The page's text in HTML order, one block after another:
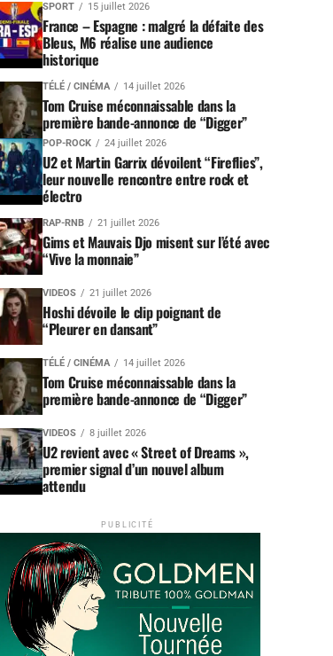
SPORT 15 juillet 2026
France – Espagne : malgré la défaite des
Bleus, M6 réalise une audience
historique
TÉLÉ / CINÉMA 14 juillet 2026
Tom Cruise méconnaissable dans la
première bande-annonce de “Digger”
POP-ROCK 24 juillet 2026
U2 et Martin Garrix dévoilent “Fireflies”,
leur nouvelle rencontre entre rock et
électro
RAP-RNB 21 juillet 2026
Gims et Mauvais Djo misent sur l’été avec
“Vive la monnaie”
VIDEOS 21 juillet 2026
Hoshi dévoile le clip poignant de
“Pleurer en dansant”
TÉLÉ / CINÉMA 14 juillet 2026
Tom Cruise méconnaissable dans la
première bande-annonce de “Digger”
VIDEOS 8 juillet 2026
U2 revient avec « Street of Dreams »,
premier signal d’un nouvel album
attendu
PUBLICITÉ